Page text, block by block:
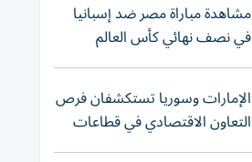
مشاهدة مباراة مصر ضد إسبانيا
في نصف نهائي كأس العالم
لناشئات اليد 2026
الإمارات وسوريا تستكشفان فرص
التعاون الاقتصادي في قطاعات
حيوية